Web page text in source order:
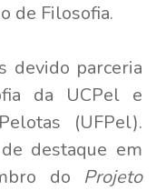
de Filosofia.
devido parceria
da UCPel e
(UFPel).
destaque em
do Projeto